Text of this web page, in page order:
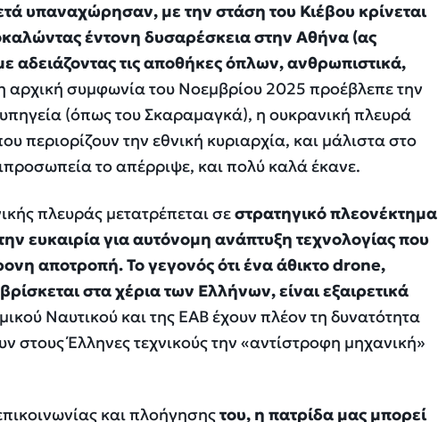
υπαναχώρησαν, με την στάση του Κιέβου κρίνεται
έντονη δυσαρέσκεια στην Αθήνα (ας
αδειάζοντας τις αποθήκες όπλων, ανθρωπιστικά,
αρχική συμφωνία του Νοεμβρίου 2025 προέβλεπε την
(όπως του Σκαραμαγκά), η ουκρανική πλευρά
περιορίζουν την εθνική κυριαρχία, και μάλιστα στο
το απέρριψε, και πολύ καλά έκανε.
πλευράς μετατρέπεται σεστρατηγικό πλεονέκτημα
ευκαιρία για αυτόνομη ανάπτυξη τεχνολογίας που
αποτροπή. Το γεγονός ότι ένα άθικτο drone,
στα χέρια των Ελλήνων, είναι εξαιρετικά
Ναυτικού και της ΕΑΒ έχουν πλέον τη δυνατότητα
στους Έλληνες τεχνικούς την «αντίστροφη μηχανική»
και πλοήγησηςτου, η πατρίδα μας μπορεί